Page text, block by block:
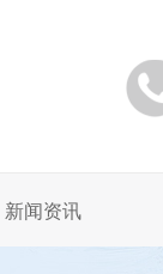
新闻资讯